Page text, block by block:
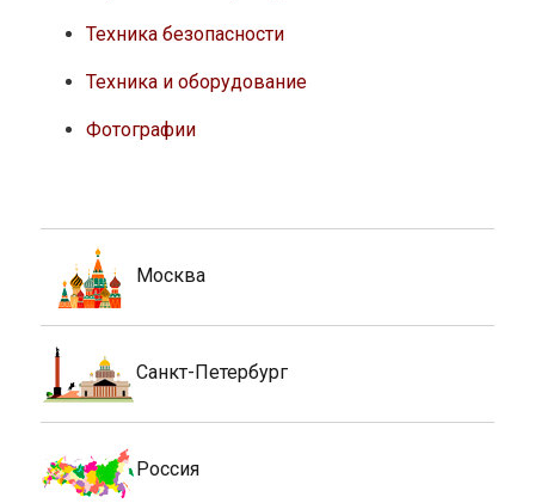
Техника безопасности
Техника и оборудование
Фотографии
Москва
Санкт-Петербург
Россия